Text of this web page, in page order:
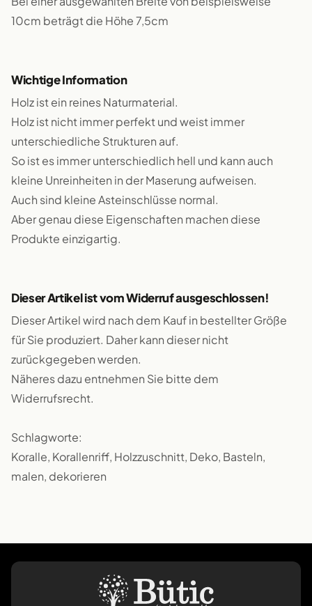
10cm beträgt die Höhe 7,5cm
Wichtige Information
Holz ist ein reines Naturmaterial.
Holz ist nicht immer perfekt und weist immer
unterschiedliche Strukturen auf.
So ist es immer unterschiedlich hell und kann auch
kleine Unreinheiten in der Maserung aufweisen.
Auch sind kleine Asteinschlüsse normal.
Aber genau diese Eigenschaften machen diese
Produkte einzigartig.
Dieser Artikel ist vom Widerruf ausgeschlossen!
Dieser Artikel wird nach dem Kauf in bestellter Größe
für Sie produziert. Daher kann dieser nicht
zurückgegeben werden.
Näheres dazu entnehmen Sie bitte dem
Widerrufsrecht.
Schlagworte:
Koralle, Korallenriff, Holzzuschnitt, Deko, Basteln,
malen, dekorieren